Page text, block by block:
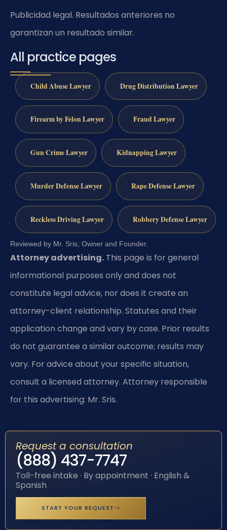
Publicidad legal. Resultados anteriores no
garantizan un resultado similar.
All practice pages
Child Abuse Lawyer Drug Distribution Lawyer
Firearm by Felon Lawyer Fraud Lawyer
Gun Crime Lawyer Kidnapping Lawyer
Murder Defense Lawyer Rape Defense Lawyer
Reckless Driving Lawyer Robbery Defense Lawyer
Reviewed by Mr. Sris, Owner and Founder.
Attorney advertising. This page is for general
informational purposes only and does not
constitute legal advice, nor does it create an
attorney-client relationship. Statutes and their
application change and vary by case. Prior results
do not guarantee a similar outcome; results may
vary. For advice about your specific situation,
consult a licensed attorney. Attorney responsible
for this advertising: Mr. Sris.
Request a consultation
(888) 437-7747
Toll-free intake · By appointment · English &
Spanish
START YOUR REQUEST